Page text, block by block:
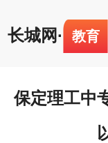
长城网· 教育
保定理工中